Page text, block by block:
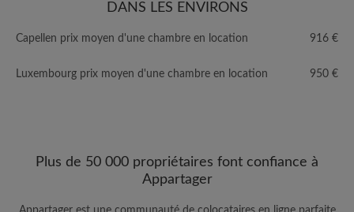
DANS LES ENVIRONS
Capellen prix moyen d'une chambre en location 916 €
Luxembourg prix moyen d'une chambre en location 950 €
Plus de 50 000 propriétaires font confiance à
Appartager